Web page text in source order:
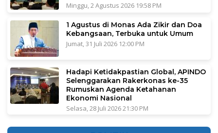
Minggu, 2 Agustus 2026 19:58 PM
1 Agustus di Monas Ada Zikir dan Doa
Kebangsaan, Terbuka untuk Umum
Jumat, 31 Juli 2026 12:00 PM
Hadapi Ketidakpastian Global, APINDO
Selenggarakan Rakerkonas ke-35
Rumuskan Agenda Ketahanan
Ekonomi Nasional
Selasa, 28 Juli 2026 21:30 PM